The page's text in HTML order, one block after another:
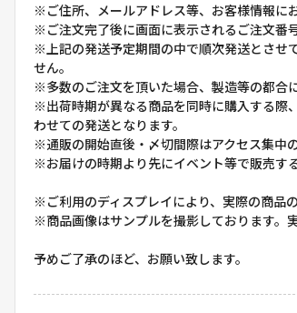
※ご住所、メールアドレス等、お客様情報に
※ご注文完了後に画面に表示されるご注文番
※上記の発送予定期間の中で順次発送とさせ
せん。
※多数のご注文を頂いた場合、製造等の都合
※出荷時期が異なる商品を同時に購入する際
わせての発送となります。
※通販の開始直後・〆切間際はアクセス集中
※お届けの時期より先にイベント等で販売す
※ご利用のディスプレイにより、実際の商品
※商品画像はサンプルを撮影しております。
予めご了承のほど、お願い致します。